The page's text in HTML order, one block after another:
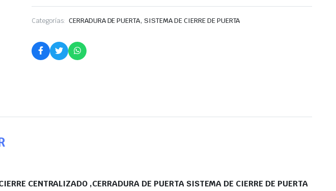
Categorías: CERRADURA DE PUERTA, SISTEMA DE CIERRE DE PUERTA
CENTRALIZADO ,CERRADURA DE PUERTA SISTEMA DE CIERRE DE PUERTA